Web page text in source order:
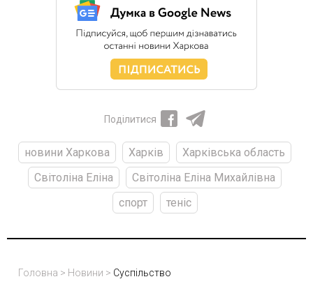
Поділитися
новини Харкова Харків
Харківська область
Світоліна Еліна
Світоліна Еліна Михайлівна
спорт
теніс
Головна > Новини > Суспільство